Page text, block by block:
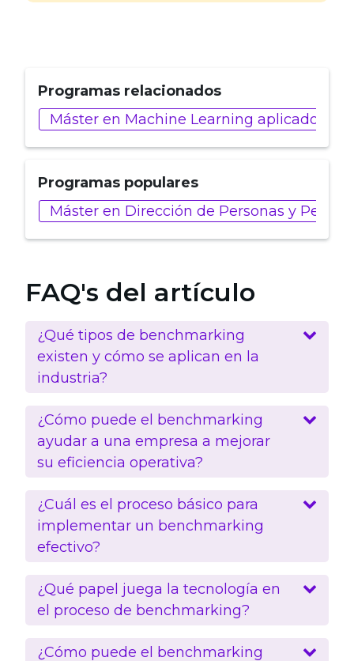
Programas relacionados
Máster en Machine Learning aplicado a
Programas populares
Máster en Dirección de Personas y
FAQ's del artículo
¿Qué tipos de benchmarking
existen y cómo se aplican en la
industria?
¿Cómo puede el benchmarking
ayudar a una empresa a mejorar
su eficiencia operativa?
¿Cuál es el proceso básico para
implementar un benchmarking
efectivo?
¿Qué papel juega la tecnología en
el proceso de benchmarking?
¿Cómo puede el benchmarking